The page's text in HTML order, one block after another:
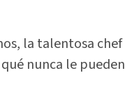
la talentosa chef
nunca le pueden